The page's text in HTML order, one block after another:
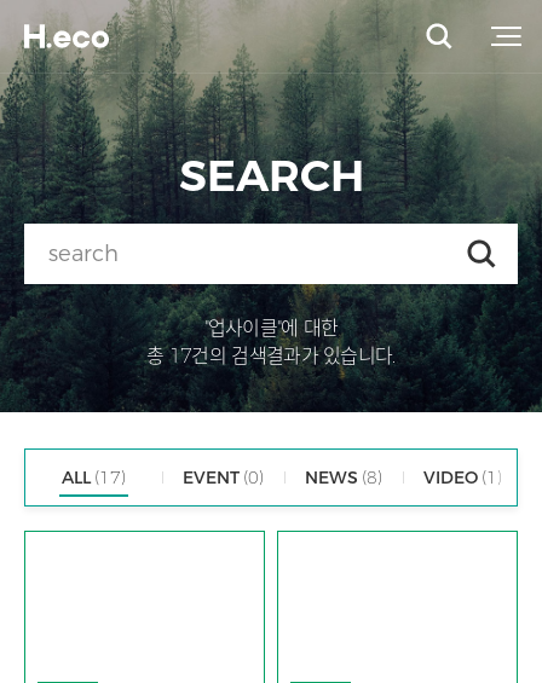
SEARCH
"업사이클"에 대한
총 17건의 검색결과가 있습니다.
ALL (17) EVENT (0) NEWS (8) VIDEO (1)